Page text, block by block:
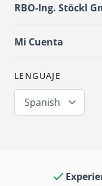
RBO-Ing. Stöckl
Mi Cuenta
LENGUAJE
Spanish